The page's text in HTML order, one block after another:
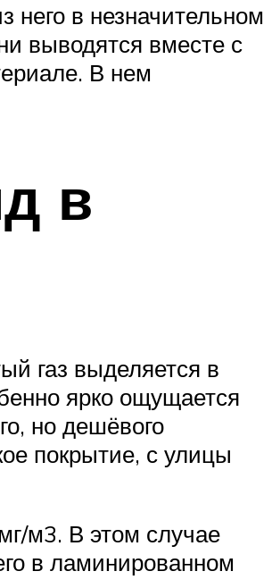
него в незначительном
выводятся вместе с
В нем
в
газ выделяется в
ярко ощущается
но дешёвого
покрытие, с улицы
м3. В этом случае
в ламинированном